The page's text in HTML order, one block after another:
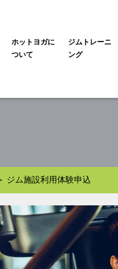
ホットヨガに
ついて
ジムトレーニ
ング
ジム施設利用体験申込